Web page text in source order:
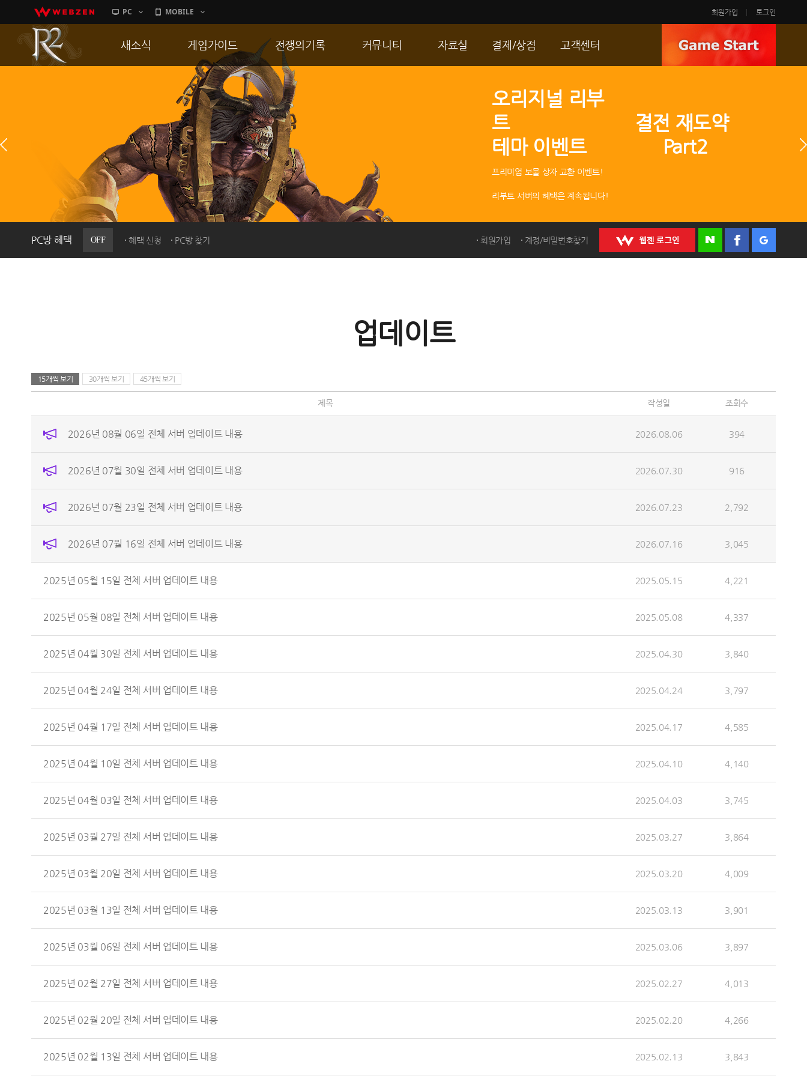
PC MOBILE 회원가입 로그인
오리지널 리부
트 결전 재도약
테마 이벤트 Part2
프리미엄 보물 상자 교환 이벤트!
리부트 서버의 혜택은 계속됩니다!
PC방 혜택 OFF 혜택 신청 PC방 찾기 회원가입 계정/비밀번호찾기
새소식
이벤트
히스토리
PC방으로간다
게임가이드
게임 특징
서버가이드
신병훈련소
세부가이드
통합보급센터
전쟁의기록
통합 길드전
공성 & 스팟
랭킹
R2Match
커뮤니티
GM노트
자료실 결제/상점
마이 Wshop
내 캐시
고객센터
문의/신고
운영정책
업데이트
15개씩 보기 30개씩 보기 45개씩 보기
제목 작성일 조회수
2026년 08월 06일 전체 서버 업데이트 내용 2026.08.06 394
2026년 07월 30일 전체 서버 업데이트 내용 2026.07.30 916
2026년 07월 23일 전체 서버 업데이트 내용 2026.07.23 2,792
2026년 07월 16일 전체 서버 업데이트 내용 2026.07.16 3,045
2025년 05월 15일 전체 서버 업데이트 내용 2025.05.15 4,221
2025년 05월 08일 전체 서버 업데이트 내용 2025.05.08 4,337
2025년 04월 30일 전체 서버 업데이트 내용 2025.04.30 3,840
2025년 04월 24일 전체 서버 업데이트 내용 2025.04.24 3,797
2025년 04월 17일 전체 서버 업데이트 내용 2025.04.17 4,585
2025년 04월 10일 전체 서버 업데이트 내용 2025.04.10 4,140
2025년 04월 03일 전체 서버 업데이트 내용 2025.04.03 3,745
2025년 03월 27일 전체 서버 업데이트 내용 2025.03.27 3,864
2025년 03월 20일 전체 서버 업데이트 내용 2025.03.20 4,009
2025년 03월 13일 전체 서버 업데이트 내용 2025.03.13 3,901
2025년 03월 06일 전체 서버 업데이트 내용 2025.03.06 3,897
2025년 02월 27일 전체 서버 업데이트 내용 2025.02.27 4,013
2025년 02월 20일 전체 서버 업데이트 내용 2025.02.20 4,266
2025년 02월 13일 전체 서버 업데이트 내용 2025.02.13 3,843